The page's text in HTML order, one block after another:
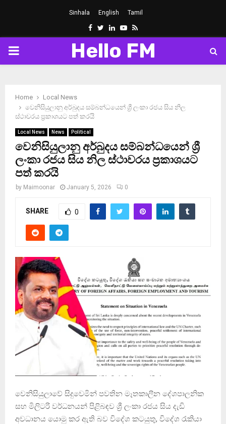
Sinhala English Tamil
Facebook
Twitter
LinkedinYoutube
Rss
PRIMARY
Hello FM
Home
Local News
වෙනිසියුලානු අර්බුදය සම්බන්ධයෙන් ශ්‍රී ලංකා රජය සිය නිල
ස්ථාවරය ප්‍රකාශයට පත් කරයි
Local News News Political
වෙනිසියුලානු අර්බුදය සම්බන්ධයෙන් ශ්‍රී
ලංකා රජය සිය නිල ස්ථාවරය ප්‍රකාශයට
පත් කරයි
by Maimoonar January 5, 2026 0
SHARE 0
වෙනිසියුලාවේ සිදුවෙමින් පවතින මෑතකාලීන දේශපාලනික
සහ මිලිටරි වර්ධනයන් පිළිබඳව ශ්‍රී ලංකා රජය සිය දැඩි
අවධානය යොමු කර ඇති බව විදේශ කටයුතු, විදේශ රැකියා